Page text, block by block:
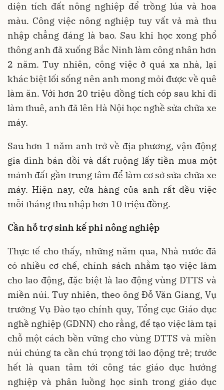
diện tích đất nông nghiệp để trồng lúa và hoa
màu. Công việc nông nghiệp tuy vất vả mà thu
nhập chẳng đáng là bao. Sau khi học xong phổ
thông anh đã xuống Bắc Ninh làm công nhân hơn
2 năm. Tuy nhiên, công việc ở quá xa nhà, lại
khác biệt lối sống nên anh mong mỏi được về quê
làm ăn. Với hơn 20 triệu đồng tích cóp sau khi đi
làm thuê, anh đã lên Hà Nội học nghề sửa chữa xe
máy.
Sau hơn 1 năm anh trở về địa phương, vận động
gia đình bán đồi và đất ruộng lấy tiền mua một
mảnh đất gần trung tâm để làm cơ sở sửa chữa xe
máy. Hiện nay, cửa hàng của anh rất đều việc
mỗi tháng thu nhập hơn 10 triệu đồng.
Cần hỗ trợ sinh kế phi nông nghiệp
Thực tế cho thấy, những năm qua, Nhà nước đã
có nhiều cơ chế, chính sách nhằm tạo việc làm
cho lao động, đặc biệt là lao động vùng DTTS và
miền núi. Tuy nhiên, theo ông Đỗ Văn Giang, Vụ
trưởng Vụ Đào tạo chính quy, Tổng cục Giáo dục
nghề nghiệp (GDNN) cho rằng, để tạo việc làm tại
chỗ một cách bền vững cho vùng DTTS và miền
núi chúng ta cần chú trọng tới lao động trẻ; trước
hết là quan tâm tới công tác giáo dục hướng
nghiệp và phân luồng học sinh trong giáo dục